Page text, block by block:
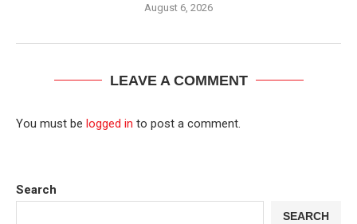
August 6, 2026
LEAVE A COMMENT
You must be logged in to post a comment.
Search
SEARCH